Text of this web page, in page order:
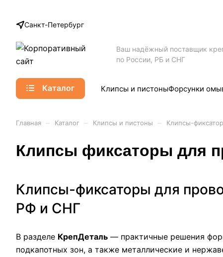
Санкт-Петербург
Ваш надёжный поставщик
по России, РБ и СНГ
Каталог Клипсы и пистоныФорсунки
Главная Каталог Клипсы и пистоны Клипсы-
Клипсы фиксаторы для
Клипсы-фиксаторы для
РФ и СНГ
В разделе КрепДеталь — практичные решения
подкапотных зон, а также металлические и